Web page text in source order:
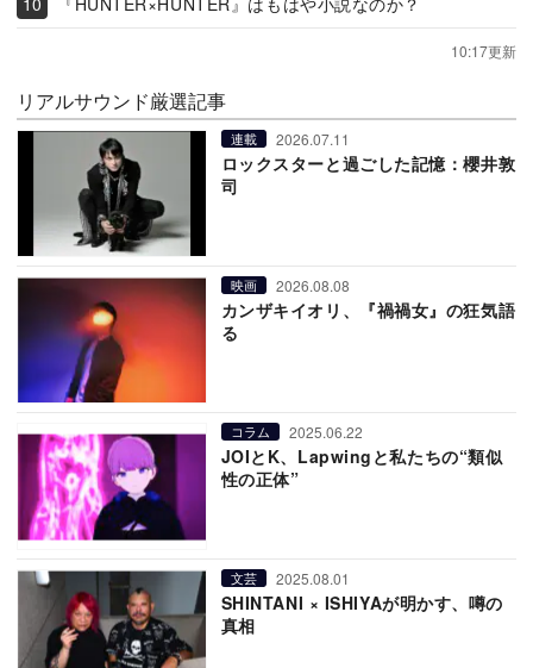
10:17更新
リアルサウンド厳選記事
連載 2026.07.11
ロックスターと過ごした記憶：櫻井敦
司
映画 2026.08.08
カンザキイオリ、『禍禍女』の狂気語
る
コラム 2025.06.22
JOIとK、Lapwingと私たちの“類似
性の正体”
文芸 2025.08.01
SHINTANI × ISHIYAが明かす、噂の
真相